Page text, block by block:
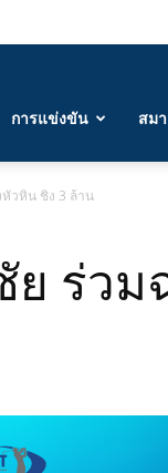
การแข่งขัน สม
วหิน ชิง 3 ล้าน
ร่วม